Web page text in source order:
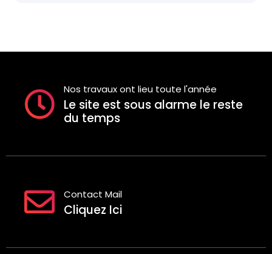
Nos travaux ont lieu toute l'année
Le site est sous alarme le reste
du temps
Contact Mail
Cliquez Ici